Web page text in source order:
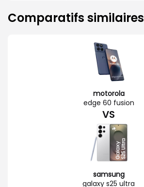
Comparatifs similaires
motorola
edge 60 fusion
VS
samsung
galaxy s25 ultra